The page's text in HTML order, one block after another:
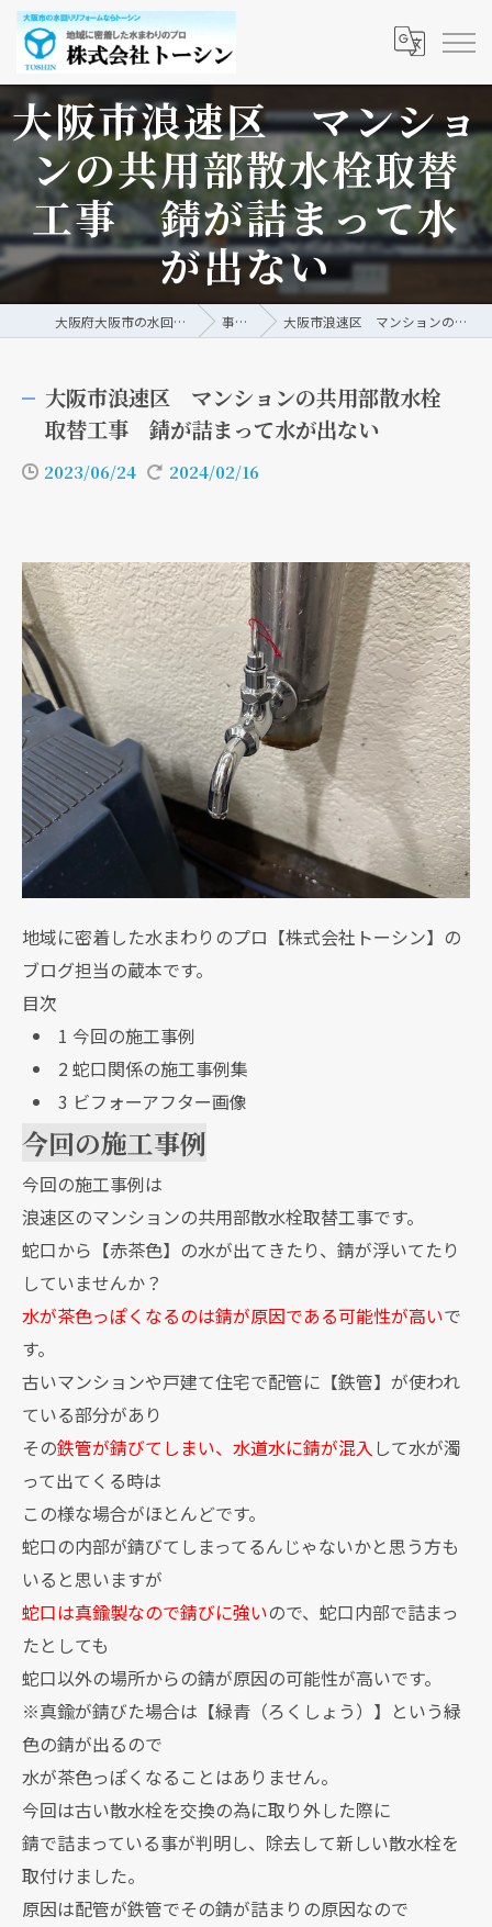
大阪市浪速区 マンショ
ンの共用部散水栓取替
工事 錆が詰まって水
が出ない
大阪府大阪市の水回りリフォームなら株式会社トーシン 事例/ブログ 大阪市浪速区 マンションの共用部散水栓取替工事 錆が詰まって水が出ない
大阪市浪速区 マンションの共用部散水栓
取替工事 錆が詰まって水が出ない
2023/06/24 2024/02/16
地域に密着した水まわりのプロ【株式会社トーシン】の
ブログ担当の蔵本です。
目次
1 今回の施工事例
2蛇口関係の施工事例集
3 ビフォーアフター画像
今回の施工事例
今回の施工事例は
浪速区のマンションの共用部散水栓取替工事です。
蛇口から【赤茶色】の水が出てきたり、錆が浮いてたり
していませんか？
水が茶色っぽくなるのは錆が原因である可能性が高いで
す。
古いマンションや戸建て住宅で配管に【鉄管】が使われ
ている部分があり
その鉄管が錆びてしまい、水道水に錆が混入 して水が濁
って出てくる時は
この様な場合がほとんどです。
蛇口の内部が錆びてしまってるんじゃないかと思う方も
いると思いますが
蛇口は真鍮製なので錆びに強いので、蛇口内部で詰まっ
たとしても
蛇口以外の場所からの錆が原因の可能性が高いです。
※真鍮が錆びた場合は【緑青（ろくしょう）】という緑
色の錆が出るので
水が茶色っぽくなることはありません。
今回は古い散水栓を交換の為に取り外した際に
錆で詰まっている事が判明し、除去して新しい散水栓を
取付けました。
原因は配管が鉄管でその錆が詰まりの原因なので